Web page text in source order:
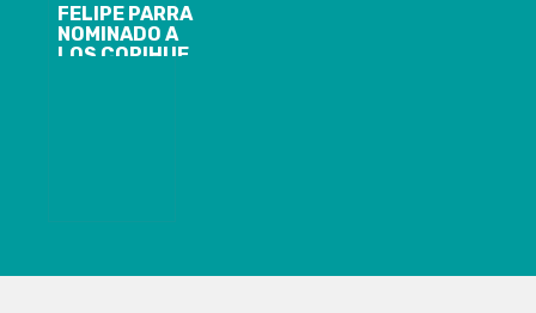
FELIPE PARRA
NOMINADO A
LOS COPIHUE